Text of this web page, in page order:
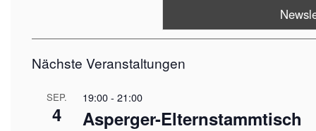
Nächste Veranstaltungen
SEP.
4
19:00- 21:00
Asperger-Elternstammtisch